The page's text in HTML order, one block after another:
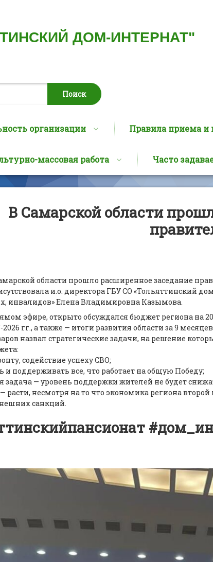
ДОМ-ИНТЕРНАТ"
организации Правила приема и
массовая работа Часто
В Самарской области
области прошло расширенное заседание
и.о. директора ГБУ СО «Тольяттинский
инвалидов» Елена Владимировна Казымова.
эфире, открыто обсуждался бюджет региона на
гг., а также — итоги развития области за 9
назвал стратегические задачи, на решение
содействие успеху СВО;
и поддерживать все, что работает на общую Победу;
задача — уровень поддержки жителей не будет
расти, несмотря на то что экономика региона второй
санкций.